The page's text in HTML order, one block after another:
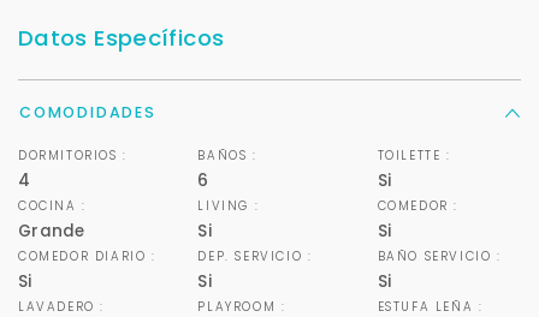
Datos Específicos
COMODIDADES
DORMITORIOS :
4
BAÑOS :
6
TOILETTE :
Si
COCINA :
Grande
LIVING :
Si
COMEDOR :
Si
COMEDOR DIARIO :
Si
DEP. SERVICIO :
Si
BAÑO SERVICIO :
Si
LAVADERO : PLAYROOM : ESTUFA LEÑA :